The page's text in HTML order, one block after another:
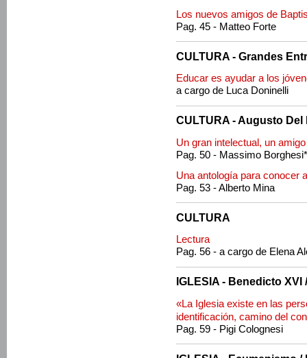
Los nuevos amigos de
Pag. 45 - Matteo Forte
CULTURA - Grandes
Educar es ayudar a los
a cargo de Luca Doninelli
CULTURA - Augusto Del
Un gran intelectual, un amigo
Pag. 50 - Massimo Borghesi*
Una antología para conocer
Pag. 53 - Alberto Mina
CULTURA
Lectura
Pag. 56 - a cargo de Elena
IGLESIA - Benedicto
«La Iglesia existe en las
identificación, camino del
Pag. 59 - Pigi Colognesi